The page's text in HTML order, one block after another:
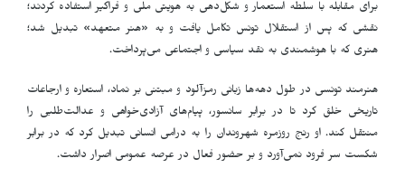
برای مقابله با سلطه استعمار و شکل‌دهی به هویتی ملی و فراگیر استفاده کردند؛
نقشی که پس از استقلال تونس تکامل یافت و به «هنر متعهد» تبدیل شد؛
هنری که با هوشمندی به نقد سیاسی و اجتماعی می‌پرداخت.
هنرمند تونسی در طول دهه‌ها زبانی رمزآلود و مبتنی بر نماد، استعاره و ارجاعات
تاریخی خلق کرد تا در برابر سانسور، پیام‌های آزادی‌خواهی و عدالت‌طلبی را
منتقل کند. او رنج روزمره شهروندان را به درامی انسانی تبدیل کرد که در برابر
شکست سر فرود نمی‌آورد و بر حضور فعال در عرصه عمومی اصرار داشت.